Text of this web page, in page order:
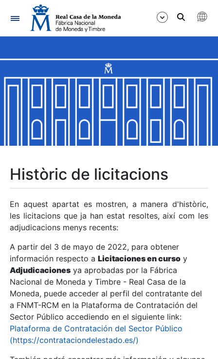
Navegació
Mostra/Amaga
Mostra/Amaga
Mostra/Amaga
Mostra/Amaga
Mostra/Amaga
Històric de licitacions
En aquest apartat es mostren, a manera d'històric,
les licitacions que ja han estat resoltes, així com les
adjudicacions menys recents:
A partir del 3 de mayo de 2022, para obtener
información respecto a Licitaciones en curso y
Adjudicaciones ya aprobadas por la Fábrica
Nacional de Moneda y Timbre - Real Casa de la
Moneda, puede acceder al perfil del contratante del
a FNMT-RCM en la Plataforma de Contratación del
Sector Público accediendo en el siguiente link:
Plataforma de Contratación del Sector Público
(https://contrataciondelestado.es/)